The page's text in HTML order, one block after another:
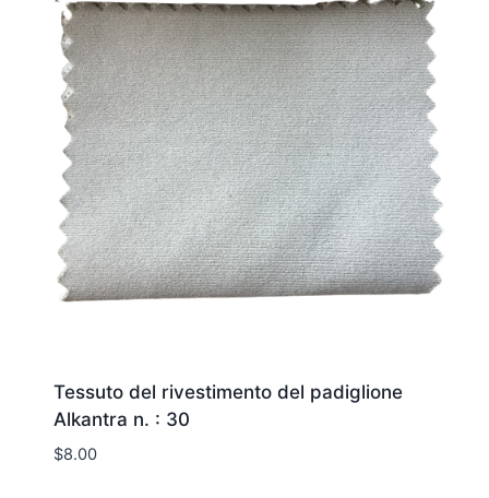
Tessuto del rivestimento del padiglione
Alkantra n. : 30
$8.00